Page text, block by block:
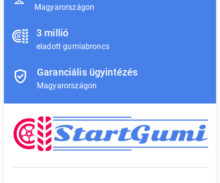
Magyarországon
3 millió
eladott gumiabroncs
Garanciális ügyintézés
Magyarországon